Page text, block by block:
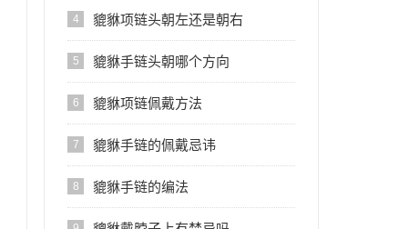
4 貔貅项链头朝左还是朝右
5 貔貅手链头朝哪个方向
6 貔貅项链佩戴方法
7 貔貅手链的佩戴忌讳
8 貔貅手链的编法